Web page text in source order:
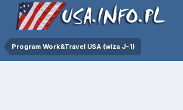
Program Work&Travel USA (wiza J-1)